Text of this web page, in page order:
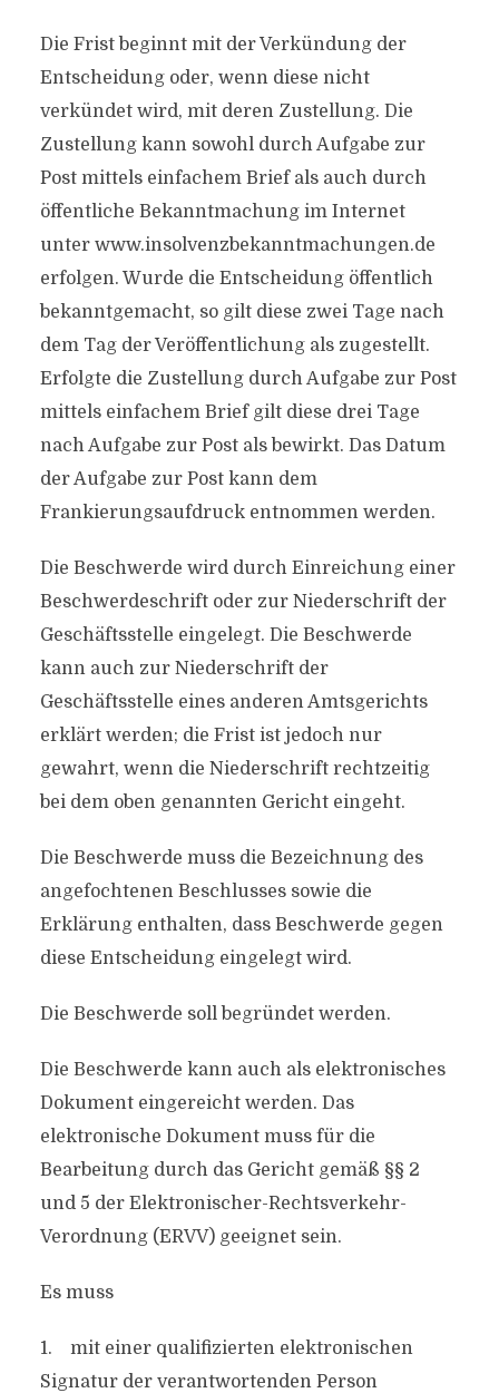
Die Frist beginnt mit der Verkündung der
Entscheidung oder, wenn diese nicht
verkündet wird, mit deren Zustellung. Die
Zustellung kann sowohl durch Aufgabe zur
Post mittels einfachem Brief als auch durch
öffentliche Bekanntmachung im Internet
unter www.insolvenzbekanntmachungen.de
erfolgen. Wurde die Entscheidung öffentlich
bekanntgemacht, so gilt diese zwei Tage nach
dem Tag der Veröffentlichung als zugestellt.
Erfolgte die Zustellung durch Aufgabe zur Post
mittels einfachem Brief gilt diese drei Tage
nach Aufgabe zur Post als bewirkt. Das Datum
der Aufgabe zur Post kann dem
Frankierungsaufdruck entnommen werden.
Die Beschwerde wird durch Einreichung einer
Beschwerdeschrift oder zur Niederschrift der
Geschäftsstelle eingelegt. Die Beschwerde
kann auch zur Niederschrift der
Geschäftsstelle eines anderen Amtsgerichts
erklärt werden; die Frist ist jedoch nur
gewahrt, wenn die Niederschrift rechtzeitig
bei dem oben genannten Gericht eingeht.
Die Beschwerde muss die Bezeichnung des
angefochtenen Beschlusses sowie die
Erklärung enthalten, dass Beschwerde gegen
diese Entscheidung eingelegt wird.
Die Beschwerde soll begründet werden.
Die Beschwerde kann auch als elektronisches
Dokument eingereicht werden. Das
elektronische Dokument muss für die
Bearbeitung durch das Gericht gemäß §§ 2
und 5 der Elektronischer-Rechtsverkehr-
Verordnung (ERVV) geeignet sein.
Es muss
1. mit einer qualifizierten elektronischen
Signatur der verantwortenden Person